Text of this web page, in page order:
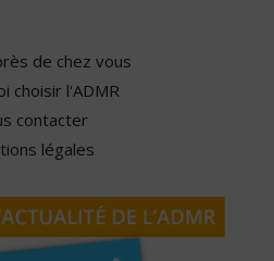
de chez vous
choisir l'ADMR
contacter
légales